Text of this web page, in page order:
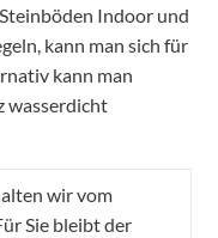
Indoor und
kann man sich für
kann man
wasserdicht
wir vom
Sie bleibt der